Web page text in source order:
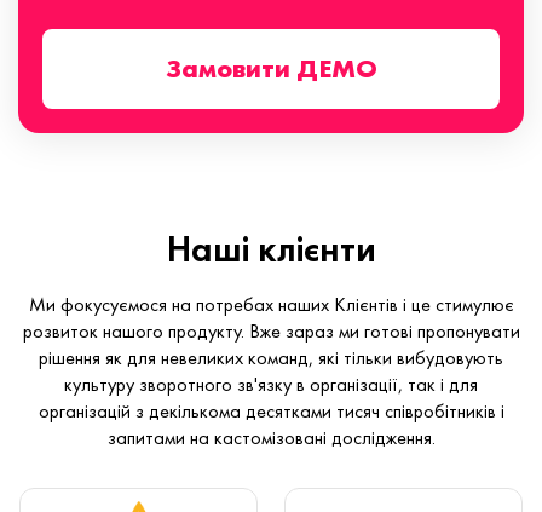
Замовити ДЕМО
Наші клієнти
Ми фокусуємося на потребах наших Клієнтів і це стимулює
розвиток нашого продукту. Вже зараз ми готові пропонувати
рішення як для невеликих команд, які тільки вибудовують
культуру зворотного зв'язку в організації, так і для
організацій з декількома десятками тисяч співробітників і
запитами на кастомізовані дослідження.